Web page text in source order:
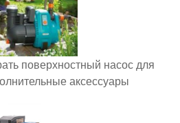
поверхностный насос для
аксессуары